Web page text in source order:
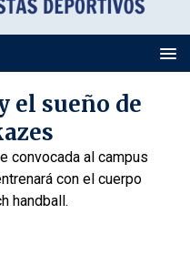
el sueño de
convocada al campus
con el cuerpo
handball.